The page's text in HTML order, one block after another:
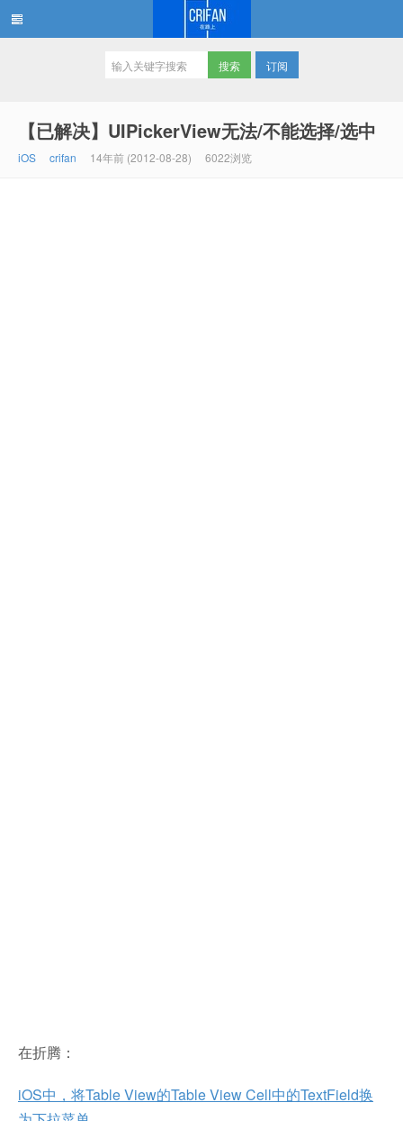
订阅
【已解决】UIPickerView无法/不能选择/选中
iOS crifan 14年前 (2012-08-28) 6022浏览
在折腾：
iOS中，将Table View的Table View Cell中的TextField换